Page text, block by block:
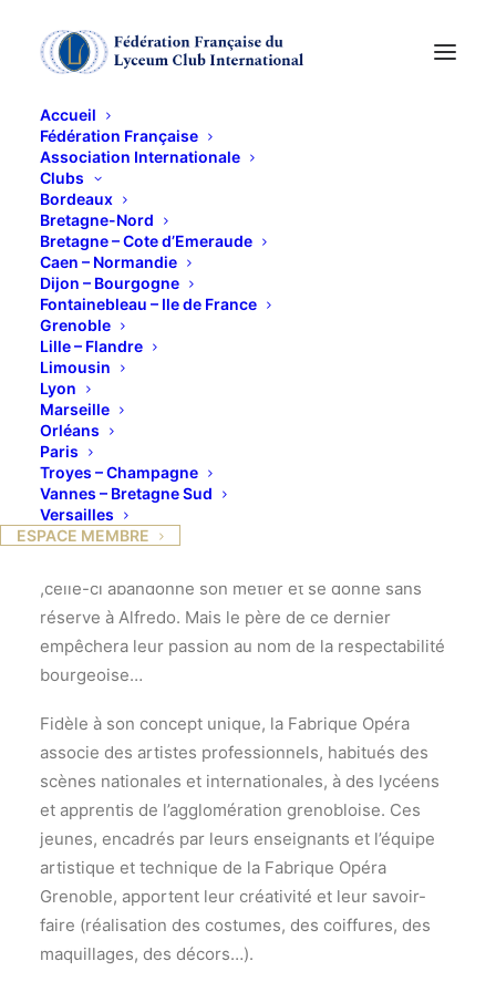
Accueil
Fédération Française
Association Internationale
Clubs
Bordeaux
Bretagne-Nord
Bretagne – Cote d’Emeraude
Caen – Normandie
Dijon – Bourgogne
Fontainebleau – Ile de France
Grenoble
Lille – Flandre
Limousin
Lyon
Marseille
Orléans
Paris
Troyes – Champagne
Vannes – Bretagne Sud
Versailles
ESPACE MEMBRE
2 AVRIL 2019
Un jeune homme issu d’une bonne famille
provençale, Alfredo Germont, tombe amoureux d’une
,celle-ci abandonne son métier et se donne sans
réserve à Alfredo. Mais le père de ce dernier
empêchera leur passion au nom de la respectabilité
bourgeoise…
Fidèle à son concept unique, la Fabrique Opéra
associe des artistes professionnels, habitués des
scènes nationales et internationales, à des lycéens
et apprentis de l’agglomération grenobloise. Ces
jeunes, encadrés par leurs enseignants et l’équipe
artistique et technique de la Fabrique Opéra
Grenoble, apportent leur créativité et leur savoir-
faire (réalisation des costumes, des coiffures, des
maquillages, des décors…).